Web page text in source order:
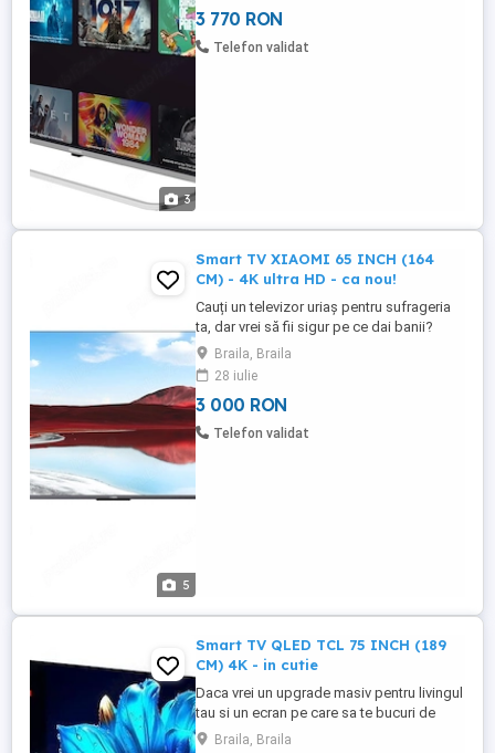
3
și verificat Garanție 12 luni Nu are suport
picioare originale. Se montează pe suport
3 770 RON
Telefon validat
5
Smart TV XIAOMI 65 INCH (164
CM) - 4K ultra HD - ca nou!
Cauți un televizor uriaș pentru sufrageria
ta, dar vrei să fii sigur pe ce dai banii?
Modelul acesta este absolut impecabil:
2025 Model Ca nou, nefolosit (nefiind
montat niciodata) Testat si verificat
complet Specificatii de top: Diagonala
uriasa: 164 cm (65 inch) - experienta
Braila, Braila
28 iulie
3 000 RON
Telefon validat
Smart TV QLED TCL 75 INCH (189
CM) 4K - in cutie
Daca vrei un upgrade masiv pentru livingul
tau si un ecran pe care sa te bucuri de
filme ca la cinema sau de meciuri la o
Braila, Braila